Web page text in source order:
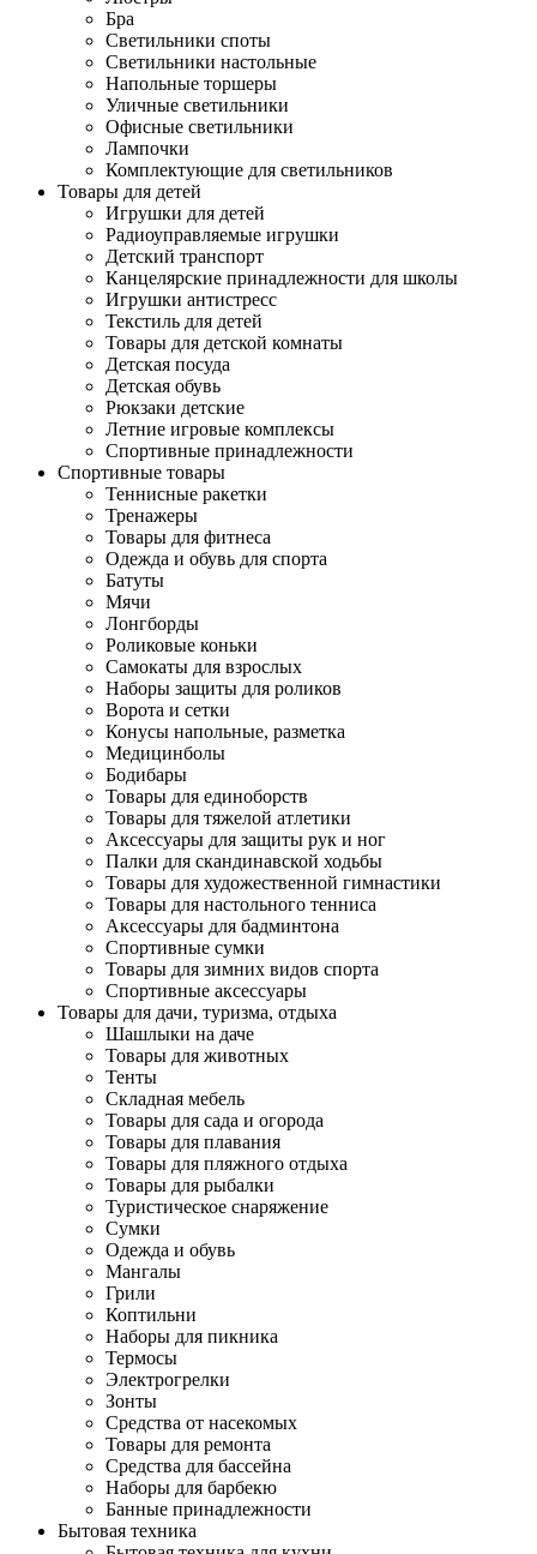
Бра
Светильники споты
Светильники настольные
Напольные торшеры
Уличные светильники
Офисные светильники
Лампочки
Комплектующие для светильников
Товары для детей
Игрушки для детей
Радиоуправляемые игрушки
Детский транспорт
Канцелярские принадлежности для школы
Игрушки антистресс
Текстиль для детей
Товары для детской комнаты
Детская посуда
Детская обувь
Рюкзаки детские
Летние игровые комплексы
Спортивные принадлежности
Спортивные товары
Теннисные ракетки
Тренажеры
Товары для фитнеса
Одежда и обувь для спорта
Батуты
Мячи
Лонгборды
Роликовые коньки
Самокаты для взрослых
Наборы защиты для роликов
Ворота и сетки
Конусы напольные, разметка
Медицинболы
Бодибары
Товары для единоборств
Товары для тяжелой атлетики
Аксессуары для защиты рук и ног
Палки для скандинавской ходьбы
Товары для художественной гимнастики
Товары для настольного тенниса
Аксессуары для бадминтона
Спортивные сумки
Товары для зимних видов спорта
Спортивные аксессуары
Товары для дачи, туризма, отдыха
Шашлыки на даче
Товары для животных
Тенты
Складная мебель
Товары для сада и огорода
Товары для плавания
Товары для пляжного отдыха
Товары для рыбалки
Туристическое снаряжение
Сумки
Одежда и обувь
Мангалы
Грили
Коптильни
Наборы для пикника
Термосы
Электрогрелки
Зонты
Средства от насекомых
Товары для ремонта
Средства для бассейна
Наборы для барбекю
Банные принадлежности
Бытовая техника